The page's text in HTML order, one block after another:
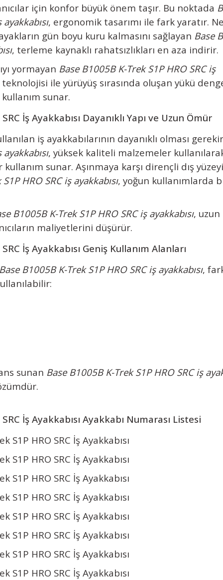
için konfor büyük önem taşır. Bu noktada
, ergonomik tasarımı ile fark yaratır.
gün boyu kuru kalmasını sağlayan Base
, terleme kaynaklı rahatsızlıkları en aza indirir.
yormayan Base B1005B K-Trek S1P HRO SRC iş
ile yürüyüş sırasında oluşan yükü
sunar.
İş Ayakkabısı Dayanıklı Yapı ve Uzun Ömür
iş ayakkabılarının dayanıklı olması
, yüksek kaliteli malzemeler
sunar. Aşınmaya karşı dirençli dış yüzeyi
HRO SRC iş ayakkabısı, yoğun kullanımlarda
B1005B K-Trek S1P HRO SRC iş ayakkabısı, uzun
maliyetlerini düşürür.
İş Ayakkabısı Geniş Kullanım Alanları
B1005B K-Trek S1P HRO SRC iş ayakkabısı,
sunan Base B1005B K-Trek S1P HRO SRC iş
İş Ayakkabısı Ayakkabı Numarası Listesi
HRO SRC İş Ayakkabısı
HRO SRC İş Ayakkabısı
HRO SRC İş Ayakkabısı
HRO SRC İş Ayakkabısı
HRO SRC İş Ayakkabısı
HRO SRC İş Ayakkabısı
HRO SRC İş Ayakkabısı
HRO SRC İş Ayakkabısı